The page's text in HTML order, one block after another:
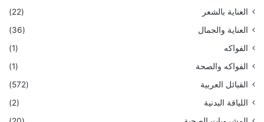
العناية بالشعر
(22)
العناية والجمال
(36)
الفواكه
(1)
الفواكه والصحة
(1)
القبائل العربية
(572)
اللياقة البدنية
(2)